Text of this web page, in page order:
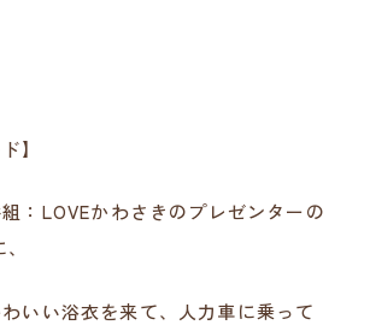
】
：LOVEかわさきのプレゼンターの
いい浴衣を来て、人力車に乗って